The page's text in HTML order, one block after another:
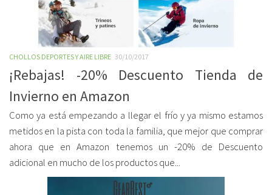
CHOLLOS DEPORTES Y AIRE LIBRE 30/10/2017
¡Rebajas! -20% Descuento Tienda de
Invierno en Amazon
Como ya está empezando a llegar el frío y ya mismo estamos
metidos en la pista con toda la familia, que mejor que comprar
ahora que en Amazon tenemos un -20% de Descuento
adicional en mucho de los productos que...